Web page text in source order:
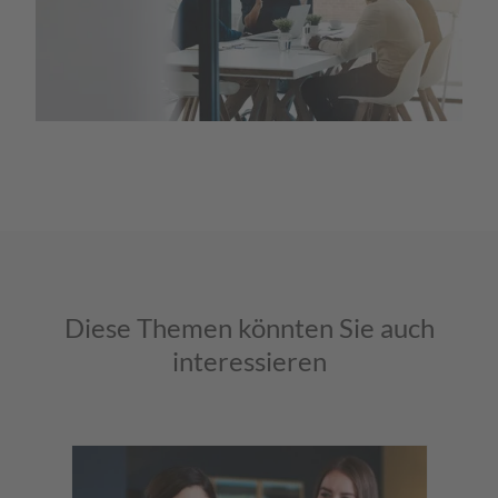
Diese Themen könnten Sie auch
interessieren